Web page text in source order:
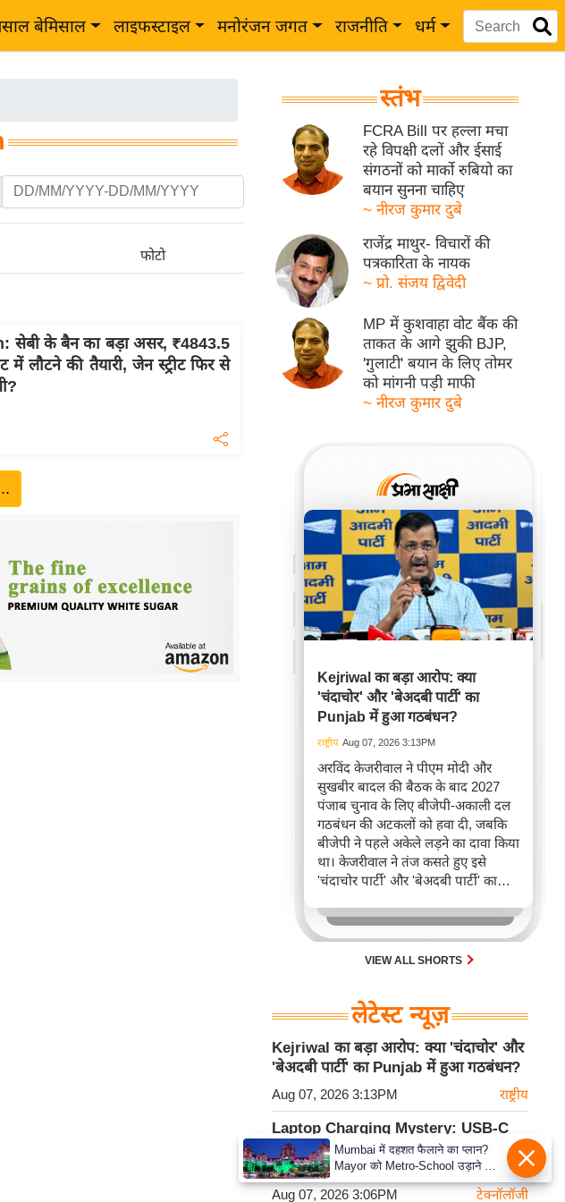
बेमिसाल लाइफस्टाइल मनोरंजन जगत राजनीति धर्म
फोटो
सेबी के बैन का बड़ा असर, ₹4843.5
में लौटने की तैयारी, जेन स्ट्रीट फिर से
स्तंभ
FCRA Bill पर हल्ला मचा
रहे विपक्षी दलों और ईसाई
संगठनों को मार्को रुबियो का
बयान सुनना चाहिए
~ नीरज कुमार दुबे
राजेंद्र माथुर- विचारों की
पत्रकारिता के नायक
~ प्रो. संजय द्विवेदी
MP में कुशवाहा वोट बैंक की
ताकत के आगे झुकी BJP,
'गुलाटी' बयान के लिए तोमर
को मांगनी पड़ी माफी
~ नीरज कुमार दुबे
Kejriwal का बड़ा आरोप: क्या
'चंदाचोर' और 'बेअदबी पार्टी' का
Punjab में हुआ गठबंधन?
राष्ट्रीय Aug 07, 2026 3:13PM
अरविंद केजरीवाल ने पीएम मोदी और
सुखबीर बादल की बैठक के बाद 2027
पंजाब चुनाव के लिए बीजेपी-अकाली दल
गठबंधन की अटकलों को हवा दी, जबकि
बीजेपी ने पहले अकेले लड़ने का दावा किया
था। केजरीवाल ने तंज कसते हुए इसे
'चंदाचोर पार्टी' और 'बेअदबी पार्टी' का
में नए समीकरणों की ओर इशारा करता है।
VIEW ALL SHORTS
लेटेस्ट न्यूज़
Kejriwal का बड़ा आरोप: क्या 'चंदाचोर' और
'बेअदबी पार्टी' का Punjab में हुआ गठबंधन?
Aug 07, 2026 3:13PM राष्ट्रीय
Laptop Charging Mystery: USB-C
पोर्ट होने के बावजूद क्यों नहीं होता चार्ज? जानें
Power Delivery का विज्ञान
Aug 07, 2026 3:06PM टेक्नॉलॉजी
Mumbai में दहशत फैलाने का प्लान?
Mayor को Metro-School उड़ाने की
धमकी